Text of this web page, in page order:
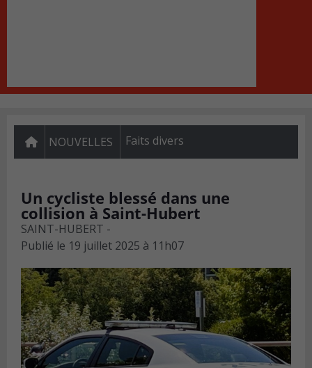
NOUVELLES Faits divers
Un cycliste blessé dans une
collision à Saint-Hubert
SAINT-HUBERT -
Publié le 19 juillet 2025 à 11h07